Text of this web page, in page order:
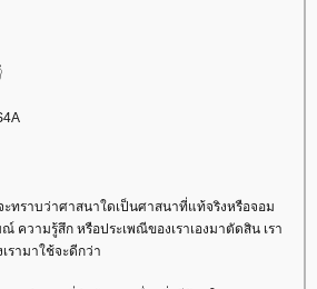
ะทราบว่าศาสนาใดเป็นศาสนาที่แท้จริงหรือจอม
ความรู้สึก หรือประเพณีของเราเองมาตัดสิน เรา
รามาใช้จะดีกว่า